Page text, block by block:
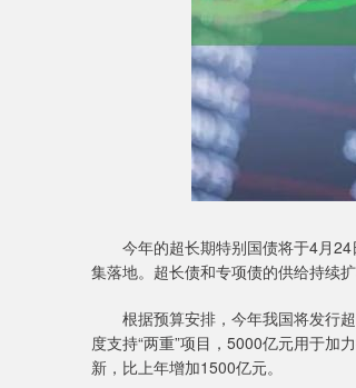
今年的超长期特别国债将于4月24
集落地。超长债和专项债的供给持续
根据预算安排，今年我国将发行超
度支持“两重”项目，5000亿元用于加
新，比上年增加1500亿元。
深证成指